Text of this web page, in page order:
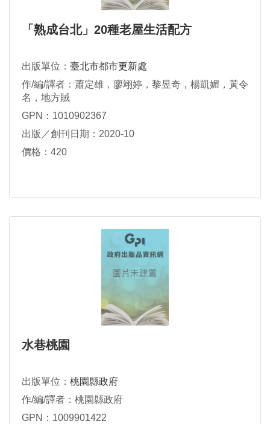
「熟成台北」20種老屋生活配方
出版單位： 臺北市都市更新處
作/編/譯者：蕭定雄，廖翊婷，黎昱奇，楊凱媚，黃令
名，地方賊
GPN：1010902367
出版／創刊日期：2020-10
價格：420
水巷桃園
出版單位： 桃園縣政府
作/編/譯者：桃園縣政府
GPN：1009901422